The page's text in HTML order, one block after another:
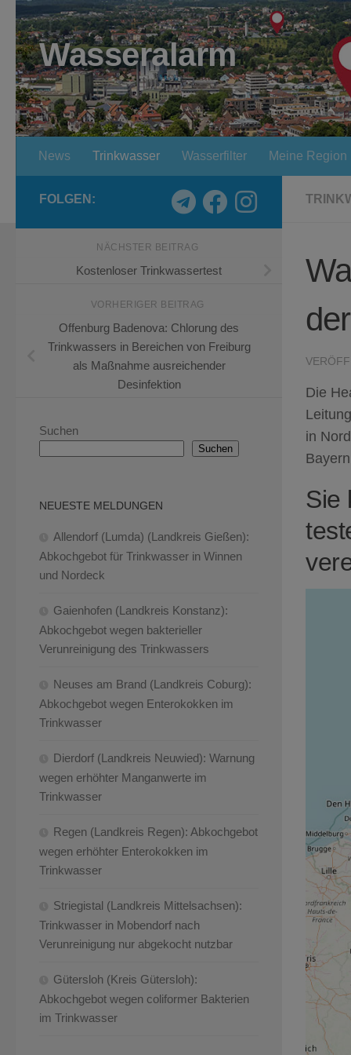
Zum Inhalt springen
Wasseralarm
News Trinkwasser Wasserfilter Meine Region
Die
in
Sie
FOLGEN:
NÄCHSTER BEITRAG
Kostenloser Trinkwassertest
VORHERIGER BEITRAG
Offenburg Badenova: Chlorung des
Trinkwassers in Bereichen von Freiburg
als Maßnahme ausreichender
Desinfektion
Suchen
Suchen
NEUESTE MELDUNGEN
Allendorf (Lumda) (Landkreis Gießen):
Abkochgebot für Trinkwasser in Winnen
und Nordeck
Gaienhofen (Landkreis Konstanz):
Abkochgebot wegen bakterieller
Verunreinigung des Trinkwassers
Neuses am Brand (Landkreis Coburg):
Abkochgebot wegen Enterokokken im
Trinkwasser
Dierdorf (Landkreis Neuwied): Warnung
wegen erhöhter Manganwerte im
Trinkwasser
Regen (Landkreis Regen): Abkochgebot
wegen erhöhter Enterokokken im
Trinkwasser
Striegistal (Landkreis Mittelsachsen):
Trinkwasser in Mobendorf nach
Verunreinigung nur abgekocht nutzbar
Gütersloh (Kreis Gütersloh):
Abkochgebot wegen coliformer Bakterien
im Trinkwasser